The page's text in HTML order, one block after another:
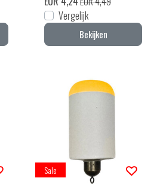
Vergelijk
Bekijken
Sale